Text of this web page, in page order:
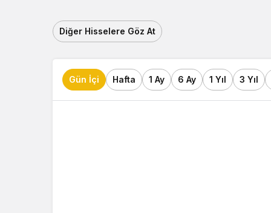
Diğer Hisselere Göz At
Gün İçi Hafta 1 Ay 6 Ay 1 Yıl 3 Yıl